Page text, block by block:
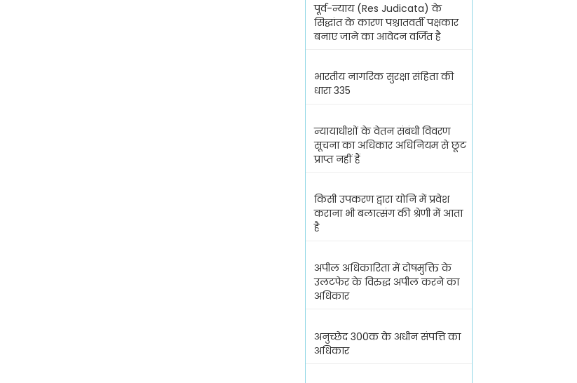
पूर्व-न्याय (Res Judicata) के
सिद्धांत के कारण पश्चातवर्ती पक्षकार
बनाए जाने का आवेदन वर्जित है
भारतीय नागरिक सुरक्षा संहिता की
धारा 335
न्यायाधीशों के वेतन संबंधी विवरण
सूचना का अधिकार अधिनियम से छूट
प्राप्त नहीं हैं
किसी उपकरण द्वारा योनि में प्रवेश
कराना भी बलात्संग की श्रेणी में आता
है
अपील अधिकारिता में दोषमुक्ति के
उलटफेर के विरुद्ध अपील करने का
अधिकार
अनुच्छेद 300क के अधीन संपत्ति का
अधिकार